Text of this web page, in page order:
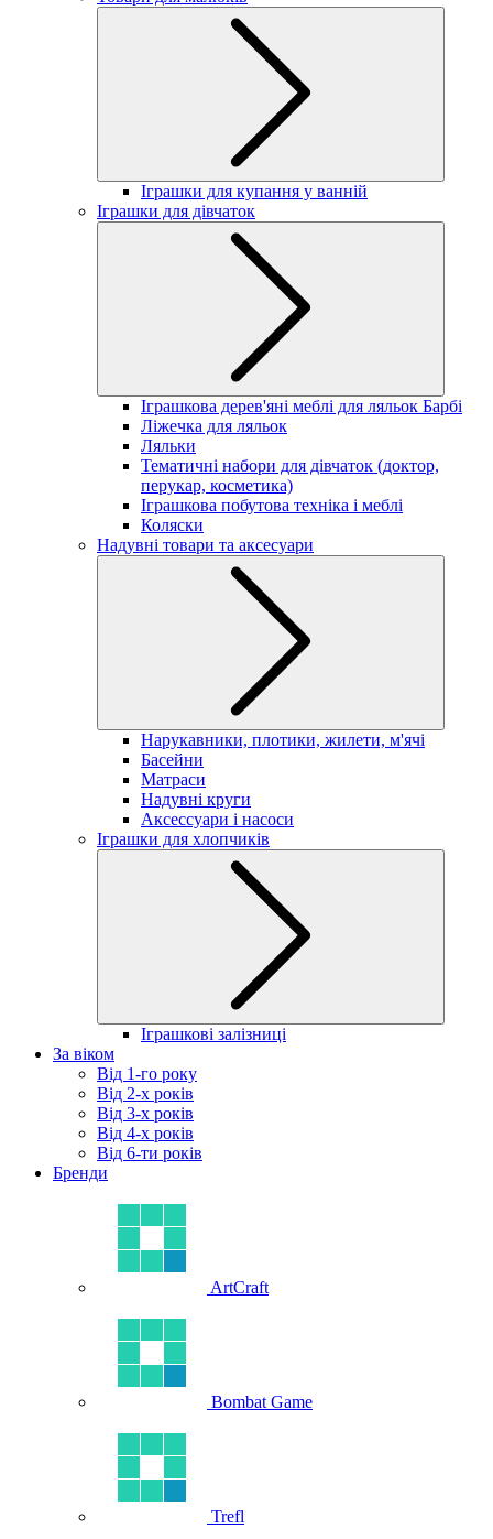
Іграшки для купання у ванній
Іграшки для дівчаток
Іграшкова дерев'яні меблі для ляльок Барбі
Ліжечка для ляльок
Ляльки
Тематичні набори для дівчаток (доктор,
перукар, косметика)
Іграшкова побутова техніка і меблі
Коляски
Надувні товари та аксесуари
Нарукавники, плотики, жилети, м'ячі
Басейни
Матраси
Надувні круги
Аксессуари і насоси
Іграшки для хлопчиків
Іграшкові залізниці
За віком
Від 1-го року
Від 2-х років
Від 3-х років
Від 4-х років
Від 6-ти років
Бренди
ArtCraft
Bombat Game
Trefl